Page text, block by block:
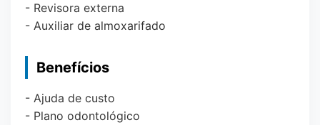
- Revisora externa
- Auxiliar de almoxarifado
Benefícios
- Ajuda de custo
- Plano odontológico